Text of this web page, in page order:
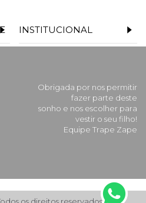
INSTITUCIONAL
Obrigada por nos permitir
fazer parte deste
sonho e nos escolher para
vestir o seu filho!
Equipe Trape Zape